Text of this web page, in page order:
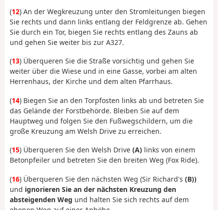
(12) An der Wegkreuzung unter den Stromleitungen biegen
Sie rechts und dann links entlang der Feldgrenze ab. Gehen
Sie durch ein Tor, biegen Sie rechts entlang des Zauns ab
und gehen Sie weiter bis zur A327.
(13) Überqueren Sie die Straße vorsichtig und gehen Sie
weiter über die Wiese und in eine Gasse, vorbei am alten
Herrenhaus, der Kirche und dem alten Pfarrhaus.
(14) Biegen Sie an den Torpfosten links ab und betreten Sie
das Gelände der Forstbehörde. Bleiben Sie auf dem
Hauptweg und folgen Sie den Fußwegschildern, um die
große Kreuzung am Welsh Drive zu erreichen.
(15) Überqueren Sie den Welsh Drive (A) links von einem
Betonpfeiler und betreten Sie den breiten Weg (Fox Ride).
(16) Überqueren Sie den nächsten Weg (Sir Richard's (B))
und ignorieren Sie an der nächsten Kreuzung den
absteigenden Weg und halten Sie sich rechts auf dem